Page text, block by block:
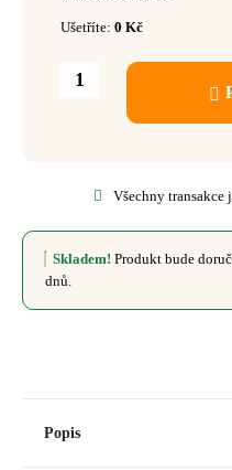
Ušetříte: 0 Kč
Všechny transakce
Skladem! Produkt bude
dnů.
Popis